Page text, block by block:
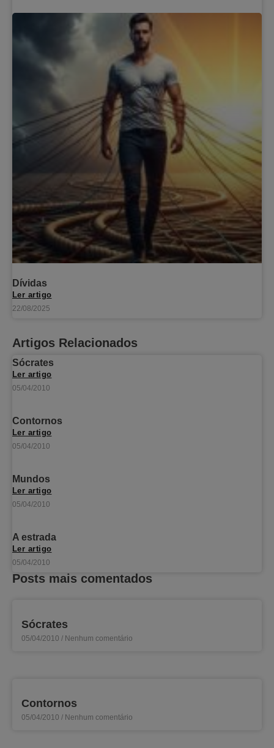
Dívidas
Ler artigo
22/08/2025
Artigos Relacionados
Sócrates
Ler artigo
05/04/2010
Contornos
Ler artigo
05/04/2010
Mundos
Ler artigo
05/04/2010
A estrada
Ler artigo
05/04/2010
Posts mais comentados
Sócrates
05/04/2010 Nenhum comentário
Contornos
05/04/2010 Nenhum comentário